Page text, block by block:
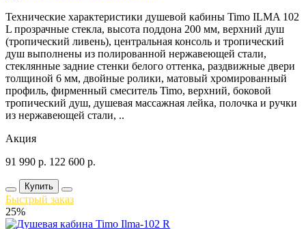
Технические характеристики душевой кабины Timo ILMA 102
L прозрачные стекла, высота поддона 200 мм, верхний душ
(тропический ливень), центральная консоль и тропический
душ выполнены из полированной нержавеющей стали,
стеклянные задние стенки белого оттенка, раздвижные двери
толщиной 6 мм, двойные ролики, матовый хромированный
профиль, фирменный смеситель Timo, верхний, боковой
тропический душ, душевая массажная лейка, полочка и ручки
из нержавеющей стали, ..
Акция
91 990 р. 122 600 р.
Купить
Быстрый заказ
25%